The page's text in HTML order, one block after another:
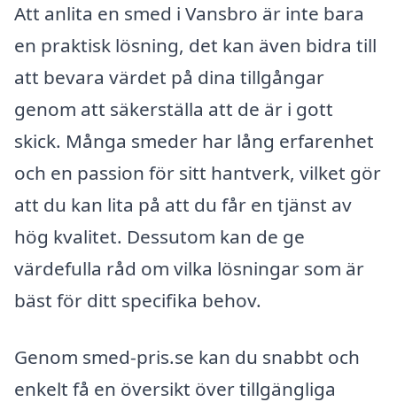
Att anlita en smed i Vansbro är inte bara
en praktisk lösning, det kan även bidra till
att bevara värdet på dina tillgångar
genom att säkerställa att de är i gott
skick. Många smeder har lång erfarenhet
och en passion för sitt hantverk, vilket gör
att du kan lita på att du får en tjänst av
hög kvalitet. Dessutom kan de ge
värdefulla råd om vilka lösningar som är
bäst för ditt specifika behov.
Genom smed-pris.se kan du snabbt och
enkelt få en översikt över tillgängliga